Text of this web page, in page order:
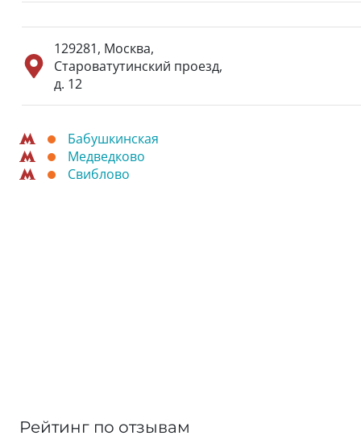
129281, Москва,
Староватутинский проезд,
д. 12
Бабушкинская
Медведково
Свиблово
Рейтинг по отзывам